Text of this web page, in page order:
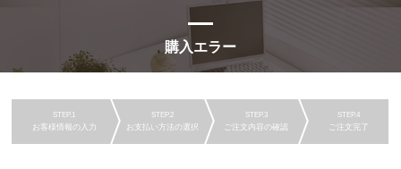
購入エラー
お客様情報の入力 お支払い方法の選択 ご注文内容の確認 ご注文完了